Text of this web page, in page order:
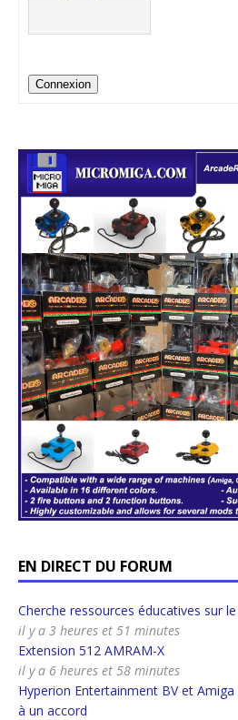
Connexion
EN DIRECT DU FORUM
Cherche ressources éducatives sur
il y a 3 heures et 51 minutes
Extension 512 AMRAM-X
il y a 6 heures et 58 minutes
Hyperion Entertainment BV et
à un accord